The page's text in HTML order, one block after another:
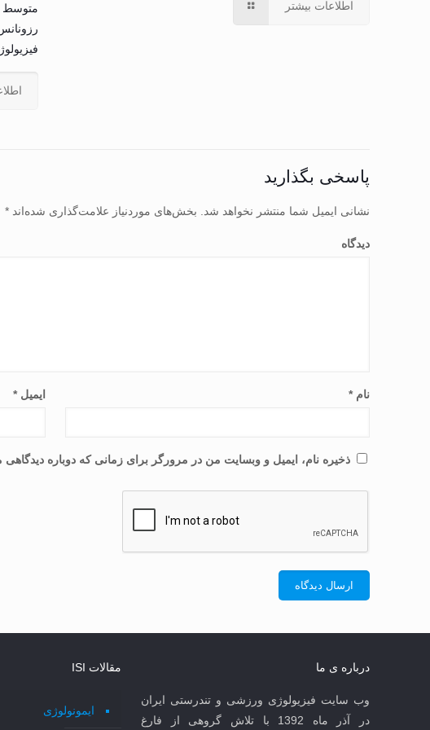
اطلاعات بیشتر
متوسط
پاسخی بگذارید
نشانی ایمیل شما منتشر نخواهد شد. بخش‌های موردنیاز علامت‌گذاری شده‌اند*
دیدگاه
نام* ایمیل*
ذخیره نام، ایمیل و وبسایت من در مرورگر برای زمانی که دوباره
درباره ی ما
وب سایت فیزیولوژی ورزشی و تندرستی ایران
در آذر ماه 1392 با تلاش گروهی از فارغ
مقالات ISI
ایمونولوژی